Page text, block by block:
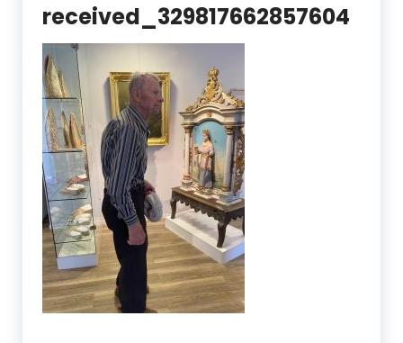
received_329817662857604